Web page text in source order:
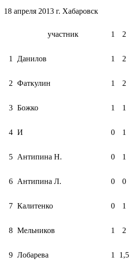
18 апреля 2013 г. Хабаровск
участник 1 2
1 Данилов 1 2
2 Фаткулин 1 2
3 Божко 1 1
4 И 0 1
5 Антипина Н. 0 1
6 Антипина Л. 0 0
7 Калитенко 0 1
8 Мельников 1 2
9 Лобарева 1 1,5